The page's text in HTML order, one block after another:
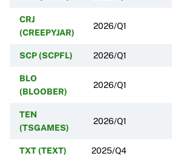
CRJ
(CREEPYJAR)
2026/Q1
SCP (SCPFL) 2026/Q1
BLO
(BLOOBER)
2026/Q1
TEN
(TSGAMES)
2026/Q1
TXT (TEXT) 2025/Q4